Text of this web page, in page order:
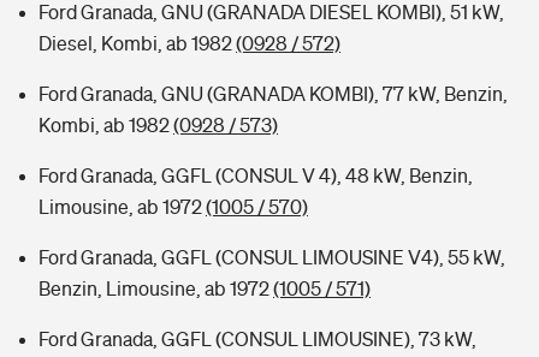
Ford Granada, GNU (GRANADA DIESEL KOMBI), 51 kW,
Diesel, Kombi, ab 1982(0928 / 572)
Ford Granada, GNU (GRANADA KOMBI), 77 kW, Benzin,
Kombi, ab 1982(0928 / 573)
Ford Granada, GGFL (CONSUL V 4), 48 kW, Benzin,
Limousine, ab 1972(1005 / 570)
Ford Granada, GGFL (CONSUL LIMOUSINE V4), 55 kW,
Benzin, Limousine, ab 1972(1005 / 571)
Ford Granada, GGFL (CONSUL LIMOUSINE), 73 kW,